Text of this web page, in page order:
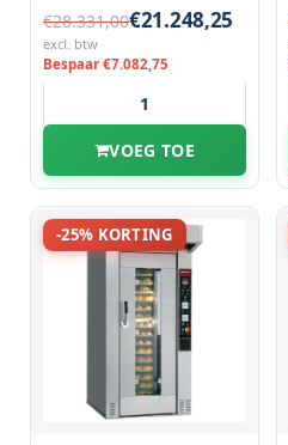
€28.331,00€21.248,25
excl. btw
Bespaar €7.082,75
VOEG TOE
-25% KORTING